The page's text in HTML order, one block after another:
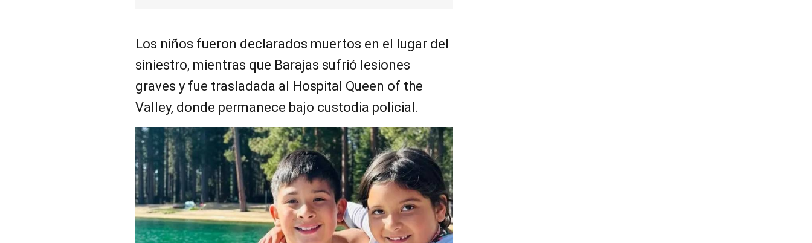
Los niños fueron declarados muertos en el lugar del
siniestro, mientras que Barajas sufrió lesiones
graves y fue trasladada al Hospital Queen of the
Valley, donde permanece bajo custodia policial.